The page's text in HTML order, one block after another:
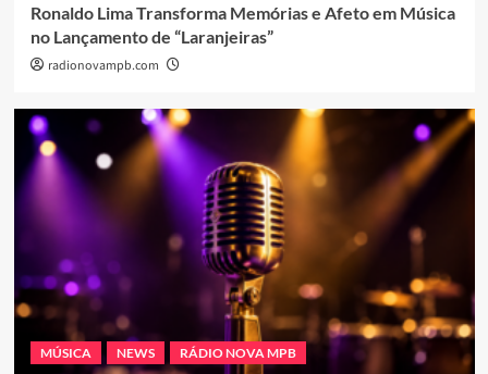
Ronaldo Lima Transforma Memórias e Afeto em Música
no Lançamento de “Laranjeiras”
radionovampb.com
MÚSICA NEWS RÁDIO NOVA MPB